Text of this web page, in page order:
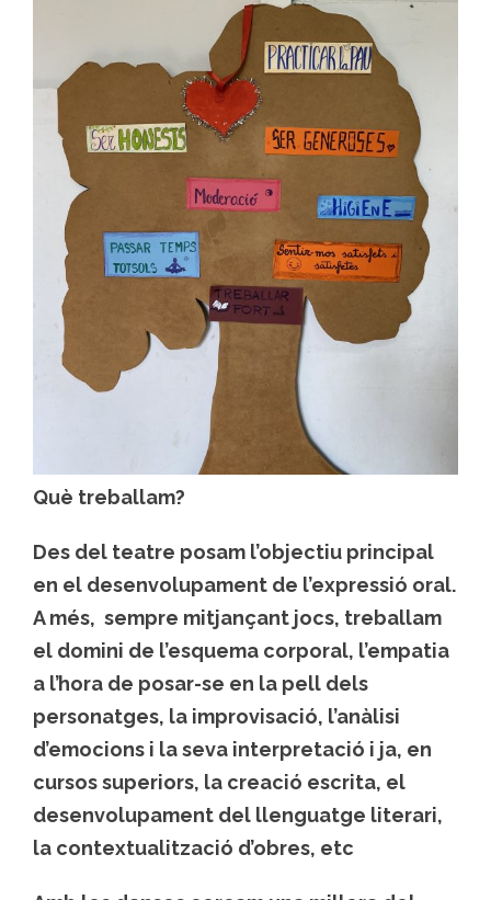
Què treballam?
Des del teatre posam l’objectiu principal
en el desenvolupament de l’expressió oral.
A més, sempre mitjançant jocs, treballam
el domini de l’esquema corporal, l’empatia
a l’hora de posar-se en la pell dels
personatges, la improvisació, l’anàlisi
d’emocions i la seva interpretació i ja, en
cursos superiors, la creació escrita, el
desenvolupament del llenguatge literari,
la contextualització d’obres, etc